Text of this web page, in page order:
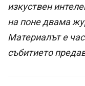
изкуствен
на поне двама
Материалът е
събитието